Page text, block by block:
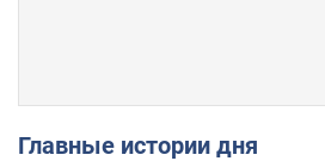
Главные истории дня